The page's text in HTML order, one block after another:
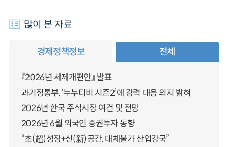
많이 본 자료
경제정책정보 전체
『2026년 세제개편안』 발표
과기정통부, ‘누누티비 시즌2’에 강력 대응 의지 밝혀
2026년 한국 주식시장 여건 및 전망
2026년 6월 외국인 증권투자 동향
“초(超)성장+신(新)공간, 대체불가 산업강국”